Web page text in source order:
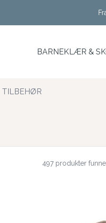
BARNEKLÆR &
TILBEHØR
497 produkter